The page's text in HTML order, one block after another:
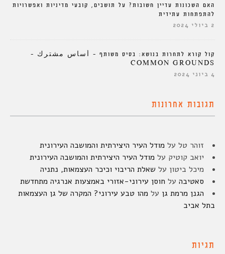
האם השכונות עדיין חשובות? על תושבים, קובעי מדיניות ואפשרויות
להתפתחות עתידית
2 ביולי 2024
קול קורא לתחרות בנושא: בסיס משותף – أساس مشترك –
COMMON GROUNDS
4 ביוני 2024
תגובות אחרונות
זוהר טל על מודל העיר היצירתית והמושבה העירונית
יואב קוטיק על מודל העיר היצירתית והמושבה העירונית
מיכל ביטון על שאלת הריבוי וכיכר העצמאות, נתניה
סאטיבה על חוסן עירוני-אזורי באמצעות אנרגיה מתחדשת
הגנן מרמת גן על מהו טבע עירוני? המקרה של גן העצמאות
בתל אביב
תגיות